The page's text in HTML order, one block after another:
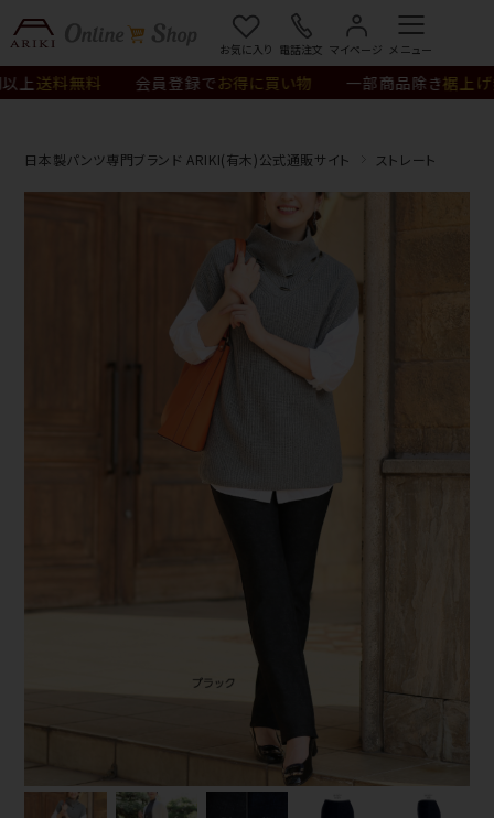
¥12,650 (税込) カートに入れる
お気に入り 電話注文 マイページ
無料 会員登録で お得に買い物 一部商品除き裾上げ無料
日本製パンツ専門ブランド ARIKI(有木)公式通販サイト ストレート